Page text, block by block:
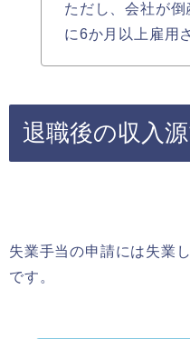
ただし、会社が
に6か月以上雇用
退職後の収入
失業手当の申請には失業
です。